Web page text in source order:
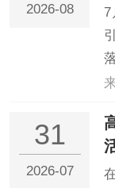
2026-08
7
31
2026-07